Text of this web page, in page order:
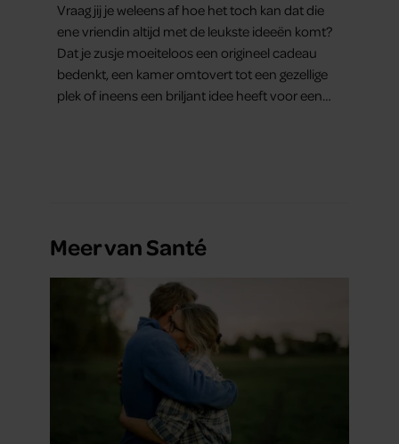
Vraag jij je weleens af hoe het toch kan dat die
ene vriendin altijd met de leukste ideeën komt?
Dat je zusje moeiteloos een origineel cadeau
bedenkt, een kamer omtovert tot een gezellige
plek of ineens een briljant idee heeft voor een
Meer van Santé